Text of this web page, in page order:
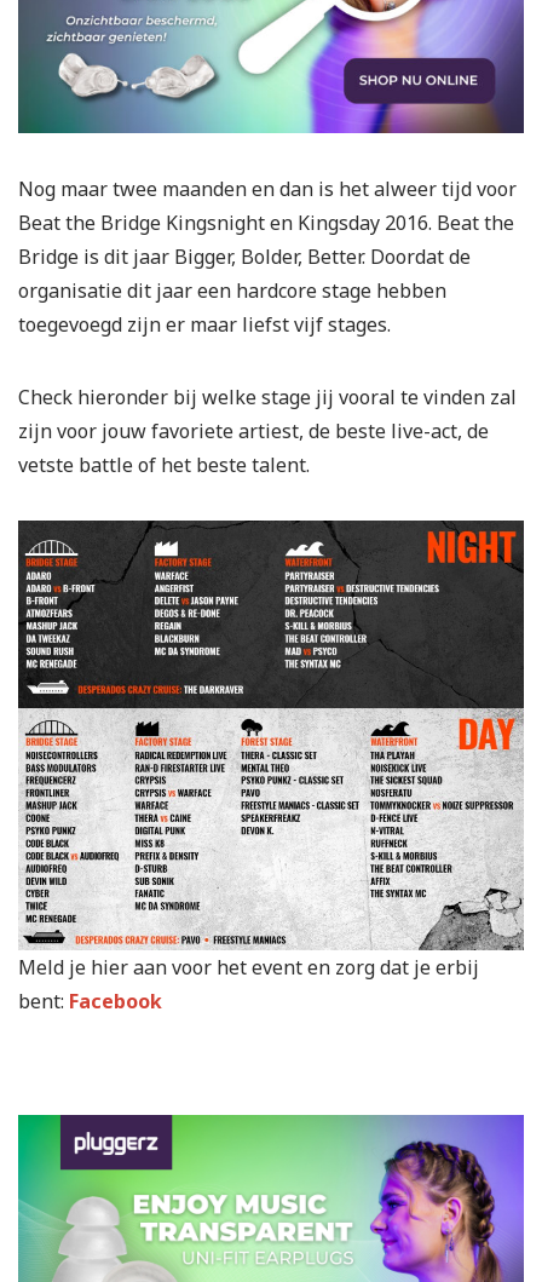
Nog maar twee maanden en dan is het alweer tijd voor
Beat the Bridge Kingsnight en Kingsday 2016. Beat the
Bridge is dit jaar Bigger, Bolder, Better. Doordat de
organisatie dit jaar een hardcore stage hebben
toegevoegd zijn er maar liefst vijf stages.
Check hieronder bij welke stage jij vooral te vinden zal
zijn voor jouw favoriete artiest, de beste live-act, de
vetste battle of het beste talent.
Meld je hier aan voor het event en zorg dat je erbij
bent: Facebook